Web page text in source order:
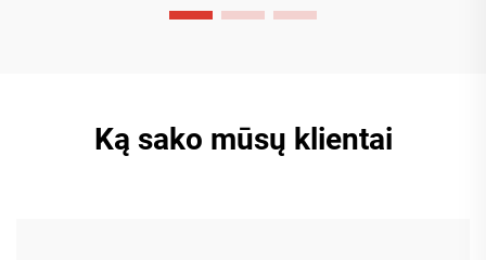
Ką sako mūsų klientai